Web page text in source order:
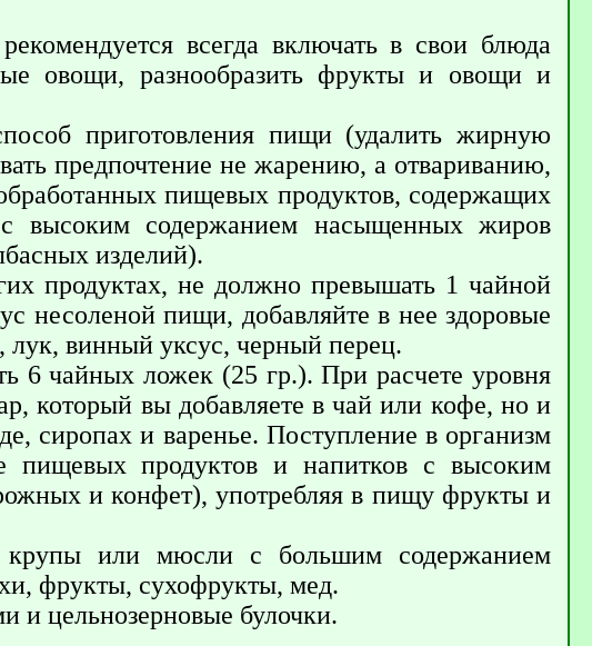
всегда включать в свои блюда
овощи, разнообразить фрукты и овощи и
приготовления пищи (удалить жирную
предпочтение не жарению, а отвариванию,
пищевых продуктов, содержащих
с высоким содержанием насыщенных жиров
изделий).
продуктах, не должно превышать 1 чайной
несоленой пищи, добавляйте в нее здоровые
лук, винный уксус, черный перец.
6 чайных ложек (25 гр.). При расчете уровня
который вы добавляете в чай или кофе, но и
сиропах и варенье. Поступление в организм
пищевых продуктов и напитков с высоким
и конфет), употребляя в пищу фрукты и
крупы или мюсли с большим содержанием
фрукты, сухофрукты, мед.
и цельнозерновые булочки.